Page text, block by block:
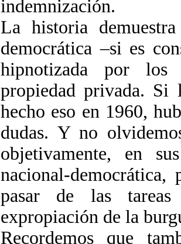
indemnización.
La historia
democrática –si es
hipnotizada por los
propiedad privada. Si
hecho eso en 1960,
dudas. Y no
objetivamente, en
nacional-democrática,
pasar de las tareas
expropiación de la
Recordemos que